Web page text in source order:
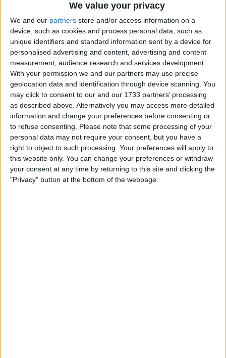
We value your privacy
We and our partners store and/or access information on a
device, such as cookies and process personal data, such as
unique identifiers and standard information sent by a device for
personalised advertising and content, advertising and content
measurement, audience research and services development.
With your permission we and our partners may use precise
geolocation data and identification through device scanning. You
may click to consent to our and our 1733 partners’ processing
as described above. Alternatively you may access more detailed
information and change your preferences before consenting or
to refuse consenting. Please note that some processing of your
personal data may not require your consent, but you have a
right to object to such processing. Your preferences will apply to
this website only. You can change your preferences or withdraw
your consent at any time by returning to this site and clicking the
"Privacy" button at the bottom of the webpage.
“Tive de cavar muito fundo para aguentar na Trouée
d’Arenberg. Nessa altura, não sentia propriamente
que estivesse no meu melhor na corrida. Em termos
de colocação, sim, mas não em termos de pernas”,
disse Stuyven no pós-corrida. “Estava um pouco atrás
e tive de forçar para não perder o grupo. O Florian
Vermeersch caiu à minha frente e, felizmente, não
fiquei apanhado na queda”.
Stuyven escapou a todos os azares nos momentos
críticos e encontrou-se no grupo da frente após
Arenberg, onde, se se mantivesse em cima da
bicicleta e sem quebrar, já asseguraria um Top 10
respeitável. Porém, o líder da Soudal - Quick-Step